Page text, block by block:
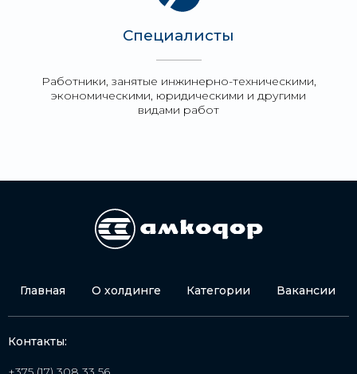
Специалисты
Работники, занятые инжинерно-техническими,
экономическими, юридическими и другими
видами работ
Главная О холдинге Категории Вакансии
Контакты: